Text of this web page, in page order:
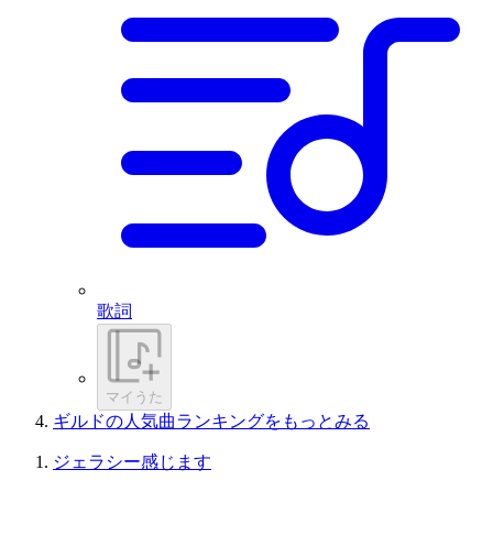
歌詞
マイうた
ギルドの人気曲ランキングをもっとみる
ジェラシー感じます